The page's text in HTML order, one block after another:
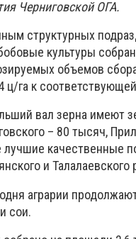
Черниговской ОГА.
структурных
культуры
объемов
ц/га к
вал зерна имеют
– 80 тысяч,
качественные
и
аграрии
сои.